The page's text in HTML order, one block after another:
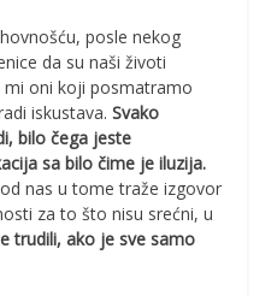
posle nekog
da su naši životi
mi oni koji posmatramo
iskustava. Svako
bilo čega jeste
sa bilo čime je iluzija.
nas u tome traže izgovor
za to što nisu srećni, u
trudili, ako je sve samo